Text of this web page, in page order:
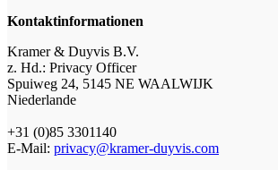
Kontaktinformationen
Kramer & Duyvis B.V.
z. Hd.: Privacy Officer
Spuiweg 24, 5145 NE WAALWIJK
Niederlande
+31 (0)85 3301140
E-Mail: privacy@kramer-duyvis.com